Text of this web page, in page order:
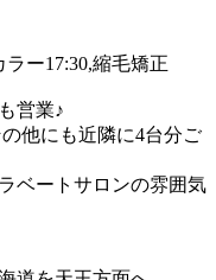
ラー17:30,縮毛矯正
営業♪
他にも近隣に4台分ご
ベートサロンの雰囲気